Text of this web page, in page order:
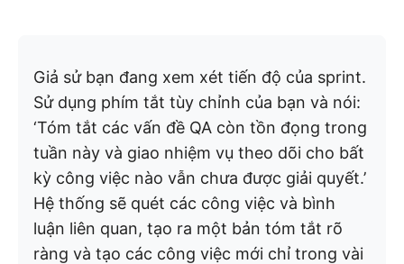
Giả sử bạn đang xem xét tiến độ của sprint.
Sử dụng phím tắt tùy chỉnh của bạn và nói:
‘Tóm tắt các vấn đề QA còn tồn đọng trong
tuần này và giao nhiệm vụ theo dõi cho bất
kỳ công việc nào vẫn chưa được giải quyết.’
Hệ thống sẽ quét các công việc và bình
luận liên quan, tạo ra một bản tóm tắt rõ
ràng và tạo các công việc mới chỉ trong vài